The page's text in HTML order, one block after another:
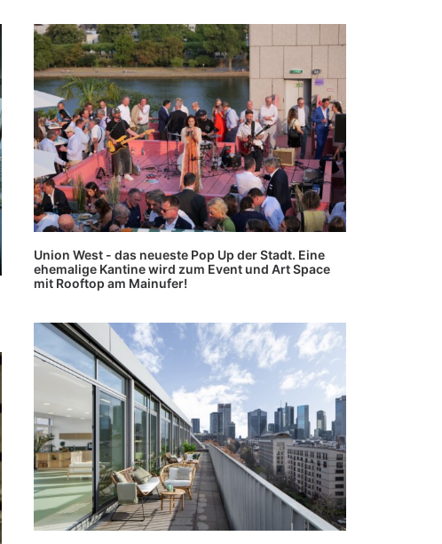
Union West - das neueste Pop Up der Stadt. Eine
ehemalige Kantine wird zum Event und Art Space
mit Rooftop am Mainufer!